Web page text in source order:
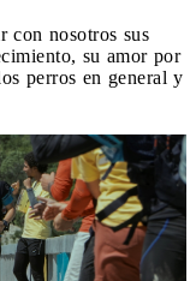
con nosotros sus
su amor por
perros en general y